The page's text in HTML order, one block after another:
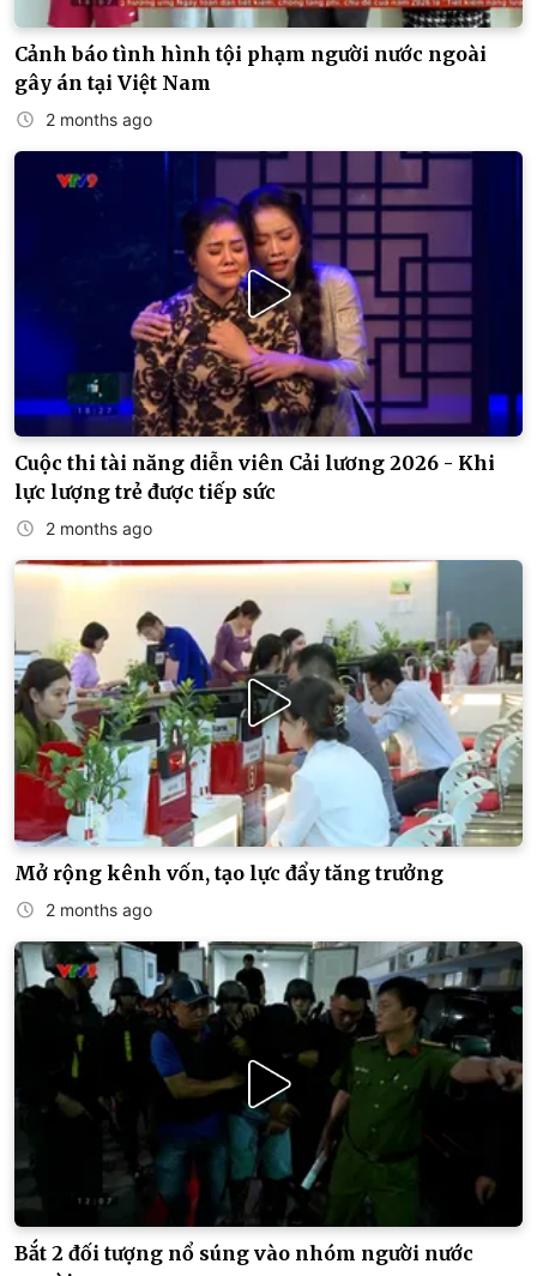
Cảnh báo tình hình tội phạm người nước ngoài
gây án tại Việt Nam
2 months ago
Cuộc thi tài năng diễn viên Cải lương 2026 - Khi
lực lượng trẻ được tiếp sức
2 months ago
Mở rộng kênh vốn, tạo lực đẩy tăng trưởng
2 months ago
Bắt 2 đối tượng nổ súng vào nhóm người nước